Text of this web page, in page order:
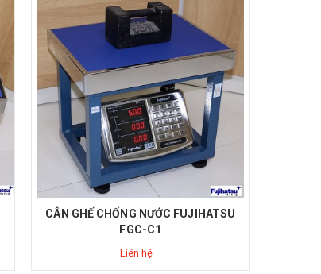
CÂN GHẾ CHỐNG NƯỚC FUJIHATSU
FGC-C1
Liên hệ